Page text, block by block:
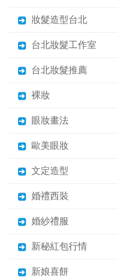
妝髮造型台北
台北妝髮工作室
台北妝髮推薦
裸妝
眼妝畫法
歐美眼妝
文定造型
婚禮西裝
婚紗禮服
新秘紅包行情
新娘喜餅